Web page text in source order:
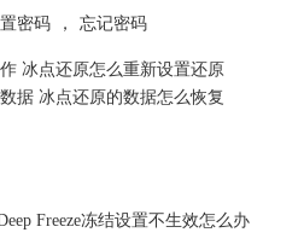
密码 ， 忘记密码
冰点还原怎么重新设置还原
据 冰点还原的数据怎么恢复
Freeze冻结设置不生效怎么办